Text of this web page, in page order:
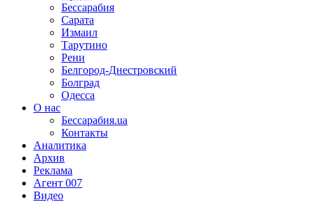
Бессарабия
Сарата
Измаил
Тарутино
Рени
Белгород-Днестровский
Болград
Одесса
О нас
Бессарабия.ua
Контакты
Аналитика
Архив
Реклама
Агент 007
Видео